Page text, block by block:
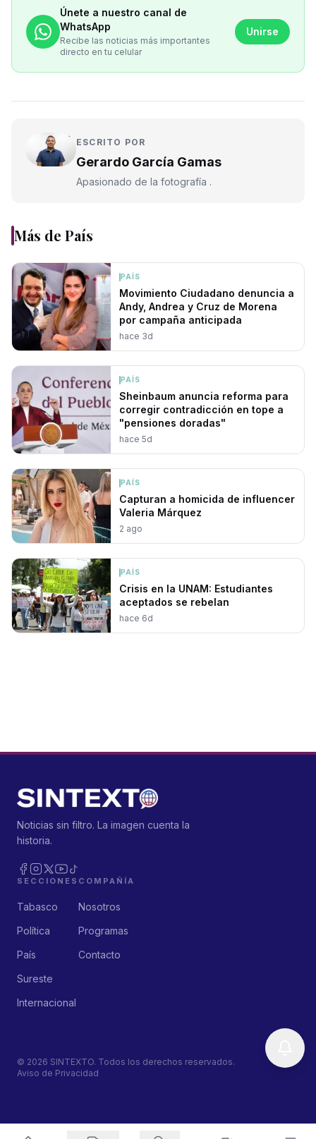
Únete a nuestro canal de
WhatsApp
Recibe las noticias más importantes
directo en tu celular
Unirse
ESCRITO POR
Gerardo García Gamas
Apasionado de la fotografía .
Más de País
PAÍS
Movimiento Ciudadano denuncia a
Andy, Andrea y Cruz de Morena
por campaña anticipada
hace 3d
PAÍS
Sheinbaum anuncia reforma para
corregir contradicción en tope a
"pensiones doradas"
hace 5d
PAÍS
Capturan a homicida de influencer
Valeria Márquez
2 ago
PAÍS
Crisis en la UNAM: Estudiantes
aceptados se rebelan
hace 6d
Noticias sin filtro. La imagen cuenta la
historia.
SECCIONES
Tabasco
Política
País
Sureste
Internacional
COMPAÑÍA
Nosotros
Programas
Contacto
© 2026 SINTEXTO. Todos los derechos reservados.
Aviso de Privacidad